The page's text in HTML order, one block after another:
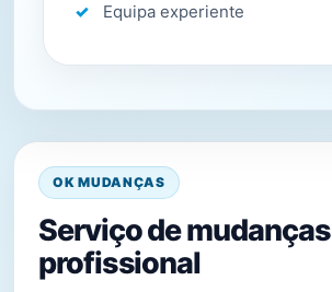
Equipa experiente
OK MUDANÇAS
Serviço de mudanças
profissional